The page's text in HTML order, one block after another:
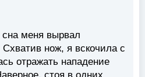
меня вырвал
нож, я вскочила с
отражать нападение